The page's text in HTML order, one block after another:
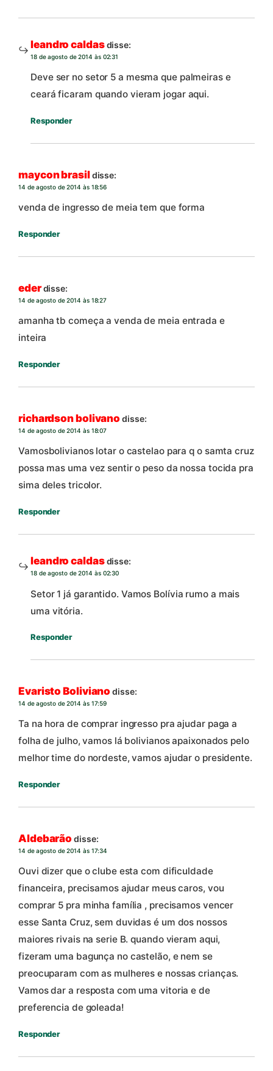
leandro caldasdisse:
18 de agosto de 2014 às 02:31
Deve ser no setor 5 a mesma que palmeiras e
ceará ficaram quando vieram jogar aqui.
Responder
maycon brasildisse:
14 de agosto de 2014 às 18:56
venda de ingresso de meia tem que forma
Responder
ederdisse:
14 de agosto de 2014 às 18:27
amanha tb começa a venda de meia entrada e
inteira
Responder
richardson bolivano disse:
14 de agosto de 2014 às 18:07
Vamosbolivianos lotar o castelao para q o samta cruz
possa mas uma vez sentir o peso da nossa tocida pra
sima deles tricolor.
Responder
leandro caldasdisse:
18 de agosto de 2014 às 02:30
Setor 1 já garantido. Vamos Bolívia rumo a mais
uma vitória.
Responder
Evaristo Boliviano disse:
14 de agosto de 2014 às 17:59
Ta na hora de comprar ingresso pra ajudar paga a
folha de julho, vamos lá bolivianos apaixonados pelo
melhor time do nordeste, vamos ajudar o presidente.
Responder
Aldebarão disse:
14 de agosto de 2014 às 17:34
Ouvi dizer que o clube esta com dificuldade
financeira, precisamos ajudar meus caros, vou
comprar 5 pra minha família , precisamos vencer
esse Santa Cruz, sem duvidas é um dos nossos
maiores rivais na serie B. quando vieram aqui,
fizeram uma bagunça no castelão, e nem se
preocuparam com as mulheres e nossas crianças.
Vamos dar a resposta com uma vitoria e de
preferencia de goleada!
Responder